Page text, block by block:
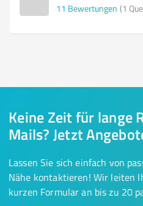
11 Bewertungen (1
Keine Zeit für lange
Mails? Jetzt
Lassen Sie sich einfach von
Nähe kontaktieren! Wir leiten
kurzen Formular an bis zu 20